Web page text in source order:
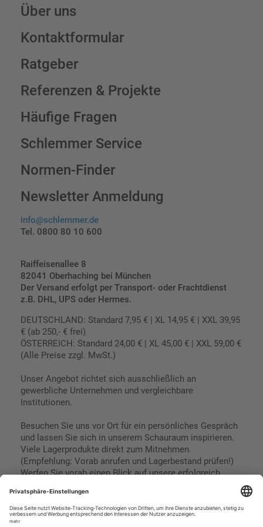
Über uns
Kontaktformular
Ratgeber
Referenzen & Projekte
Häufige Fragen
Schlemmer Service
Normen-Finder
Newsletter Anmeldung
info@schlemmer.de
Tel. 0800 80 10 600
Raiffeisenallee 8
82041 Oberhaching bei München
Der Versand erfolgt per Transport- oder Frachtdienst
z.B. DHL, UPS oder Hermes.
DEUTSCHLAND: Standard 7,95 € | XL 14,95 € | XXL 39,95
€ (ab 250,- € frei)
ÖSTERREICH: Standard 24,00 € | XL 45,00 € | XXL 59,00 €
(Alle Preise zzgl. MwSt.)
Unser Angebot richtet sich ausschließlich an
gewerbliche Unternehmen und vergleichbare
Institutionen.
Besuchen Sie uns vor Ort für ein persönliches Gespräch
und lassen Sie sich in unserem Schauraum inspirieren.
Viele Lagerprodukte direkt zum Mitnehmen.
(Empfehlung: Vorab anrufen und Lagerbestand prüfen!)
Werfen Sie vorab einen Blick auf unsere erfolgreich